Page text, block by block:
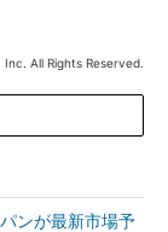
All Rights Reserved.
ンが最新市場予